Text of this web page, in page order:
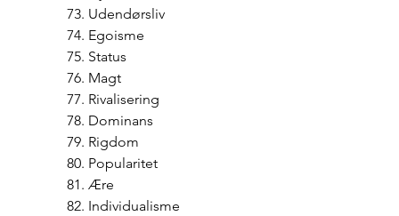
73. Udendørsliv
74. Egoisme
75. Status
76. Magt
77. Rivalisering
78. Dominans
79. Rigdom
80. Popularitet
81. Ære
82. Individualisme